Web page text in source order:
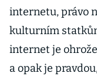
internetu, právo
kulturním
internet je
a opak je